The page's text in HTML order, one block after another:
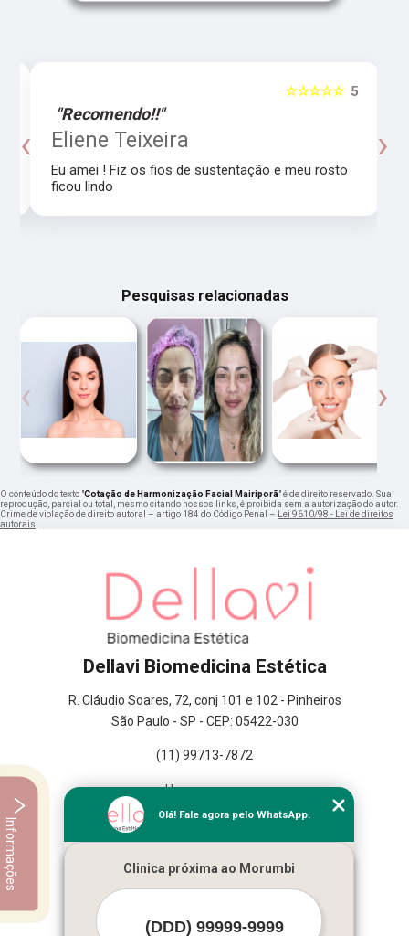
5
☆☆☆☆☆
"Recomendo!!"
Eliene Teixeira
Eu amei ! Fiz os fios de sustentação e meu rosto
ficou lindo
‹ ›
Pesquisas relacionadas
‹ ›
O conteúdo do texto "Cotação de Harmonização Facial Mairiporã" é de direito reservado. Sua
reprodução, parcial ou total, mesmo citando nossos links, é proibida sem a autorização do autor.
Crime de violação de direito autoral – artigo 184 do Código Penal – Lei 9610/98 - Lei de direitos
autorais.
Dellavi Biomedicina Estética
R. Cláudio Soares, 72, conj 101 e 102 - Pinheiros
São Paulo - SP - CEP: 05422-030
(11) 99713-7872
Home
Empresa
Contato
Olá! Fale agora pelo WhatsApp.
Clinica próxima ao Morumbi
Informações